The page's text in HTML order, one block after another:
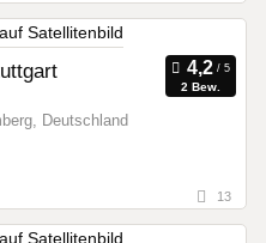
2 Bew.
Deutschland
13